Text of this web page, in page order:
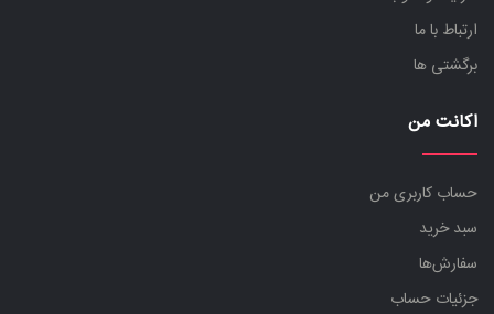
ارتباط با ما
برگشتی ها
اکانت من
حساب کاربری من
سبد خرید
سفارش‌ها
جزئیات حساب